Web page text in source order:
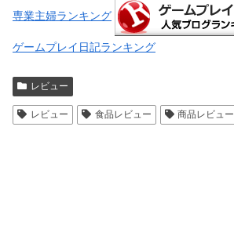
専業主婦ランキング
ゲームプレイ日記ランキング
レビュー
レビュー 食品レビュー 商品レビュー